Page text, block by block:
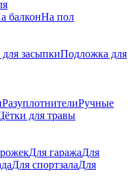
балконНа пол
засыпкиПодложка для
РазуплотнителиРучные
для травы
Для гаражаДля
Для спортзалаДля